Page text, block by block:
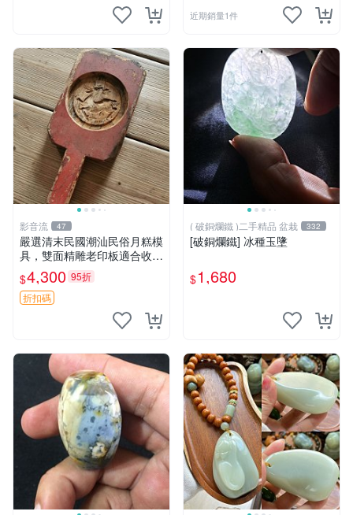
近期銷量1件
影音流 47
嚴選清末民國潮汕民俗月糕模
具，雙面精雕老印板適合收藏
月糕 潮汕 模具
$4,300 95折
折扣碼
( 破銅爛鐵 )二手精品 盆栽 332
[破銅爛鐵] 冰種玉墬
$1,680